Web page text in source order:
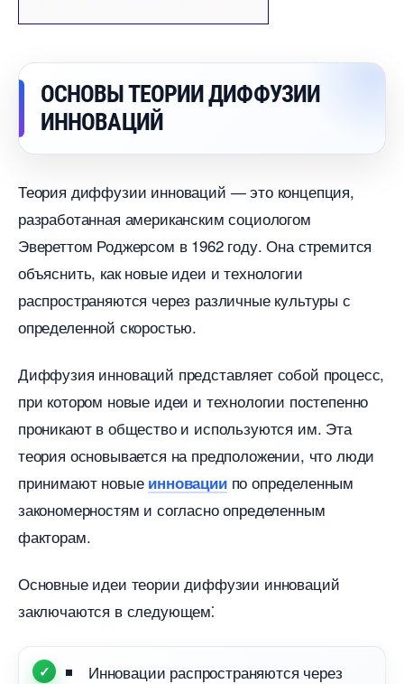
ОСНОВЫ ТЕОРИИ ДИФФУЗИИ
ИННОВАЦИЙ
Теория диффузии инноваций ― это концепция,
разработанная американским социологом
Эвереттом Роджерсом в 1962 году. Она стремится
объяснить, как новые идеи и технологии
распространяются через различные культуры с
определенной скоростью.​
Диффузия инноваций представляет собой процесс,
при котором новые идеи и технологии постепенно
проникают в общество и используются им.​ Эта
теория основывается на предположении, что люди
принимают новые инновациипо определенным
закономерностям и согласно определенным
факторам.​
Основные идеи теории диффузии инноваций
заключаются в следующем⁚
Инновации распространяются через